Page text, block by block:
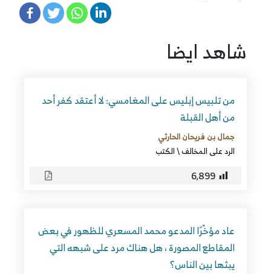
شاهد ايضا
من تلبيس إبليس على المغامسي: لا أعتقد كفر أحد
من أهل القبلة
جمال بن فريحان الحارثي
الرد على المخالف\الكتب
6٬899
عاد مؤخّرًا المدعو محمد المسعري للظهور في بعض
المقاطع المصورة ، هل هناك مرد على شبهه التي
يبثها بين الناس؟